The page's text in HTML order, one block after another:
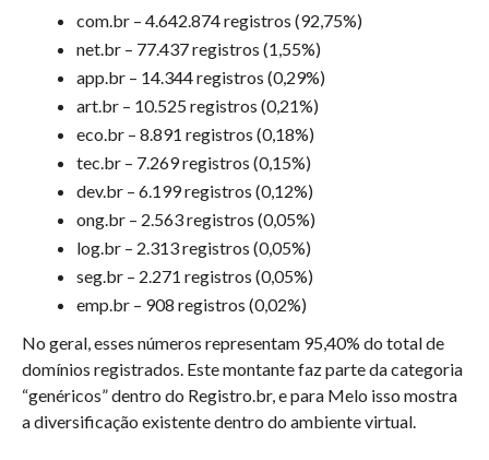
com.br – 4.642.874 registros (92,75%)
net.br – 77.437 registros (1,55%)
app.br – 14.344 registros (0,29%)
art.br – 10.525 registros (0,21%)
eco.br – 8.891 registros (0,18%)
tec.br – 7.269 registros (0,15%)
dev.br – 6.199 registros (0,12%)
ong.br – 2.563 registros (0,05%)
log.br – 2.313 registros (0,05%)
seg.br – 2.271 registros (0,05%)
emp.br – 908 registros (0,02%)
No geral, esses números representam 95,40% do total de
domínios registrados. Este montante faz parte da categoria
“genéricos” dentro do Registro.br, e para Melo isso mostra
a diversificação existente dentro do ambiente virtual.